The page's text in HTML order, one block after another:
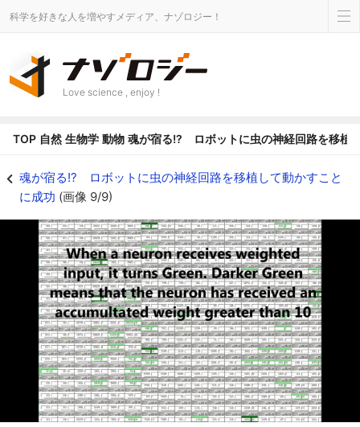
科学を好きな人を増やすメディア、ナゾロジー！
Love science , enjoy !
TOP 自然 生物学 動物 魂が宿る!? ロボットに虫の神経回路を移植
魂が宿る!? ロボットに虫の神経回路を移植して動かすこと
に成功 (画像 9/9)